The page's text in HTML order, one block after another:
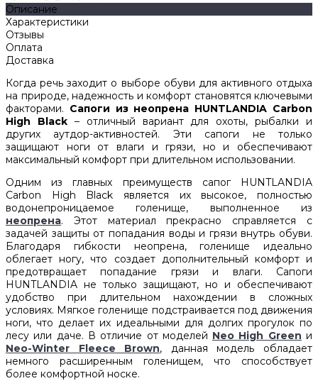
Описание
Характеристики
Отзывы
Оплата
Доставка
Когда речь заходит о выборе обуви для активного отдыха
на природе, надежность и комфорт становятся ключевыми
факторами. Сапоги из неопрена HUNTLANDIA Carbon
High Black– отличный вариант для охоты, рыбалки и
других аутдор-активностей. Эти сапоги не только
защищают ноги от влаги и грязи, но и обеспечивают
максимальный комфорт при длительном использовании.
Одним из главных преимуществ сапог HUNTLANDIA
Carbon High Black является их высокое, полностью
водонепроницаемое голенище, выполненное из
неопрена. Этот материал прекрасно справляется с
задачей защиты от попадания воды и грязи внутрь обуви.
Благодаря гибкости неопрена, голенище идеально
облегает ногу, что создает дополнительный комфорт и
предотвращает попадание грязи и влаги. Сапоги
HUNTLANDIA не только защищают, но и обеспечивают
удобство при длительном нахождении в сложных
условиях. Мягкое голенище подстраивается под движения
ноги, что делает их идеальными для долгих прогулок по
лесу или даче. В отличие от моделей Neo High Green и
Neo-Winter Fleece Brown, данная модель обладает
немного расширенным голенищем, что способствует
более комфортной носке.